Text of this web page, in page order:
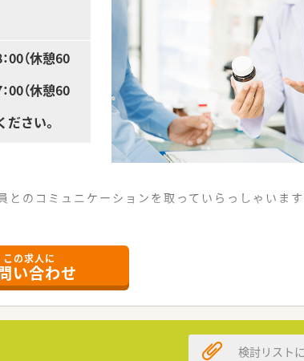
00（休憩60
（休憩60
さい。
のコミュニケーションを取っていらっしゃいます
運営をされています。
この求人に
い合わせ
検討リスト